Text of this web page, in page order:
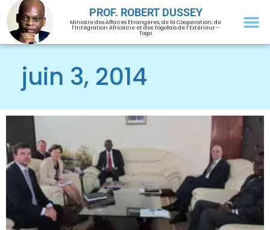
PROF. ROBERT DUSSEY
Ministre des Affaires Étrangères, de la Coopération, de
l’Intégration Africaine et des Togolais de l’Extérieur -
Togo
juin 3, 2014